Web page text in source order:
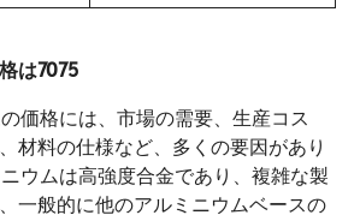
は7075
価格には、市場の需要、生産コス
材料の仕様など、多くの要因があり
ウムは高強度合金であり、複雑な製
一般的に他のアルミニウムベースの